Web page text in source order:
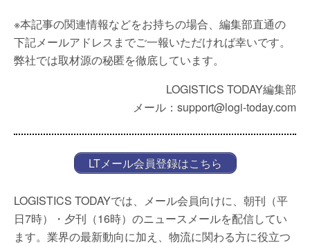
※本記事の関連情報などをお持ちの場合、編集部直通の
下記メールアドレスまでご一報いただければ幸いです。
弊社では取材源の秘匿を徹底しています。
LOGISTICS TODAY編集部
メール：support@logi-today.com
LTメール会員登録はこちら
LOGISTICS TODAYでは、メール会員向けに、朝刊（平
日7時）・夕刊（16時）のニュースメールを配信してい
ます。業界の最新動向に加え、物流に関わる方に役立つ